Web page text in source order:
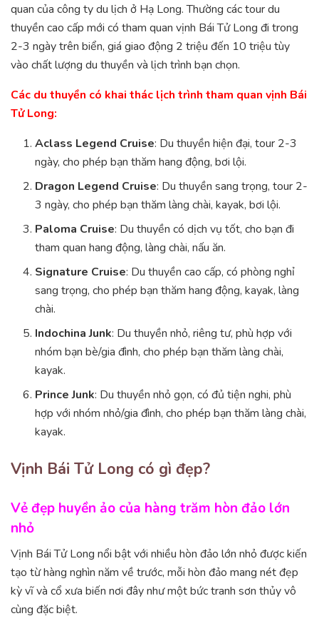
quan của công ty du lịch ở Hạ Long. Thường các tour du
thuyền cao cấp mới có tham quan vịnh Bái Tử Long đi trong
2-3 ngày trên biển, giá giao động 2 triệu đến 10 triệu tùy
vào chất lượng du thuyền và lịch trình bạn chọn.
Các du thuyền có khai thác lịch trình tham quan vịnh Bái
Tử Long:
Aclass Legend Cruise: Du thuyền hiện đại, tour 2-3
ngày, cho phép bạn thăm hang động, bơi lội.
Dragon Legend Cruise: Du thuyền sang trọng, tour 2-
3 ngày, cho phép bạn thăm làng chài, kayak, bơi lội.
Paloma Cruise: Du thuyền có dịch vụ tốt, cho bạn đi
tham quan hang động, làng chài, nấu ăn.
Signature Cruise: Du thuyền cao cấp, có phòng nghỉ
sang trọng, cho phép bạn thăm hang động, kayak, làng
chài.
Indochina Junk: Du thuyền nhỏ, riêng tư, phù hợp với
nhóm bạn bè/gia đình, cho phép bạn thăm làng chài,
kayak.
Prince Junk: Du thuyền nhỏ gọn, có đủ tiện nghi, phù
hợp với nhóm nhỏ/gia đình, cho phép bạn thăm làng chài,
kayak.
Vịnh Bái Tử Long có gì đẹp?
Vẻ đẹp huyền ảo của hàng trăm hòn đảo lớn
nhỏ
Vịnh Bái Tử Long nổi bật với nhiều hòn đảo lớn nhỏ được kiến
tạo từ hàng nghìn năm về trước, mỗi hòn đảo mang nét đẹp
kỳ vĩ và cổ xưa biến nơi đây như một bức tranh sơn thủy vô
cùng đặc biệt.